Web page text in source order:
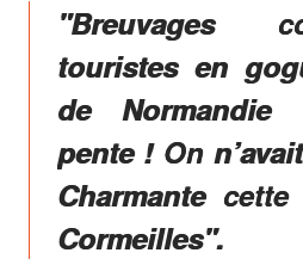
"Breuvages
touristes en
de Normandie
pente ! On
Charmante
Cormeilles".